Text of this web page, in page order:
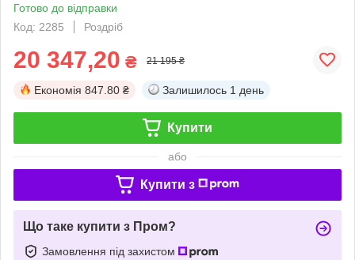
Готово до відправки
Код: 2285
Роздріб
20 347,20 ₴ 21 195 ₴
Економія 847.80 ₴ Залишилось 1 день
Купити
або
Купити з
Що таке купити з Пром?
Замовлення під захистом